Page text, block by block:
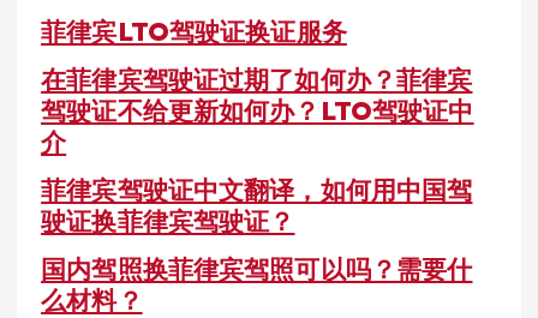
菲律宾LTO驾驶证换证服务
在菲律宾驾驶证过期了如何办？菲律宾
驾驶证不给更新如何办？LTO驾驶证中
介
菲律宾驾驶证中文翻译，如何用中国驾
驶证换菲律宾驾驶证？
国内驾照换菲律宾驾照可以吗？需要什
么材料？